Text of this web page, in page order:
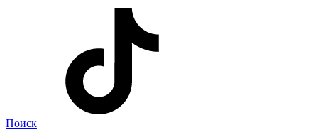
Поиск